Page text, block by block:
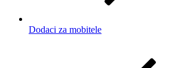
Dodaci za mobitele